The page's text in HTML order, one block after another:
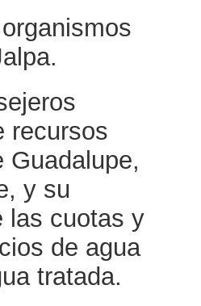
recursos
Guadalupe,
y su
las cuotas y
de agua
tratada.